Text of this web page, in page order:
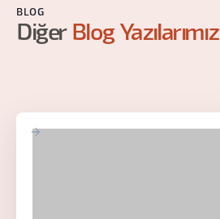
BLOG
Diğer Blog Yazılarımız